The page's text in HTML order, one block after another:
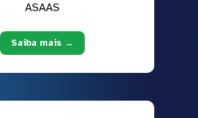
ASAAS
Saiba mais →